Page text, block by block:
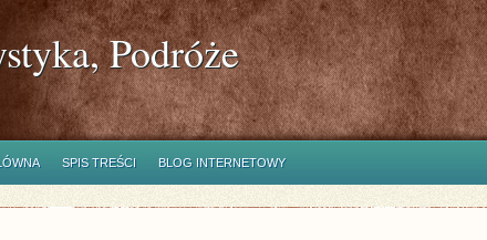
Podróże
SPIS TREŚCI BLOG INTERNETOWY